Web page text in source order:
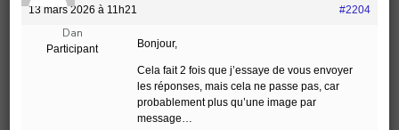
13 mars 2026 à 11h21 #2204
Dan
Participant Bonjour,
Cela fait 2 fois que j’essaye de vous envoyer
les réponses, mais cela ne passe pas, car
probablement plus qu’une image par
message…